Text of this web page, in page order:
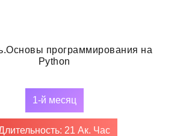
Основы программирования на
Python
1-й месяц
21 Ак. Час